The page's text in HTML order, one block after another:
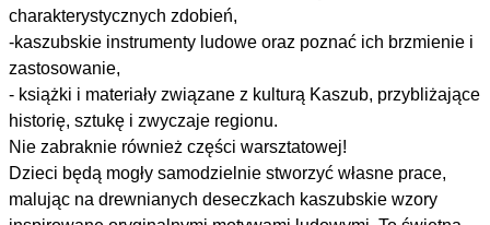
charakterystycznych zdobień,
-kaszubskie instrumenty ludowe oraz poznać ich brzmienie i
zastosowanie,
- książki i materiały związane z kulturą Kaszub, przybliżające
historię, sztukę i zwyczaje regionu.
Nie zabraknie również części warsztatowej!
Dzieci będą mogły samodzielnie stworzyć własne prace,
malując na drewnianych deseczkach kaszubskie wzory